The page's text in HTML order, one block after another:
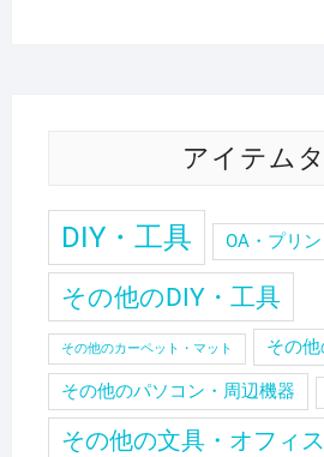
アイテム
DIY・工具 OA・プリ
その他のDIY・工具
その他のカーペット・マット その
その他のパソコン・周辺機器
その他の文具・オフィ